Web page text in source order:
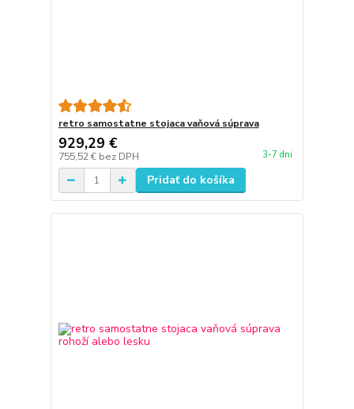
retro samostatne stojaca vaňová súprava
929,29 €
755,52 € bez DPH 3-7 dni
Pridať do košíka